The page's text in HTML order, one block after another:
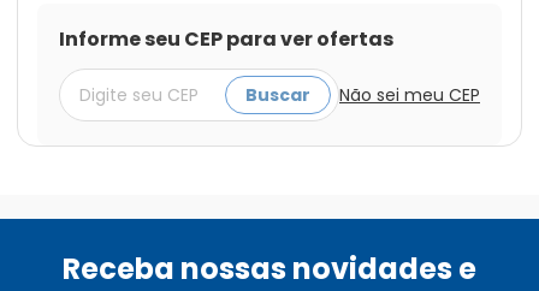
Informe seu CEP para ver ofertas
Buscar Não sei meu CEP
Receba nossas novidades e